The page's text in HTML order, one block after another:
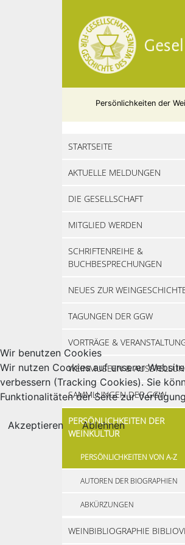
Persönlichkeiten der
STARTSEITE
AKTUELLE MELDUNGEN
DIE GESELLSCHAFT
MITGLIED WERDEN
SCHRIFTENREIHE &
BUCHBESPRECHUNGEN
NEUES ZUR
TAGUNGEN DER GGW
VORTRÄGE &
WEINMUSEEN &
SAMMLUNGEN DER GGW
PERSÖNLICHKEITEN DER
WEINKULTUR
PERSÖNLICHKEITEN VON A-Z
AUTOREN DER BIOGRAPHIEN
ABKÜRZUNGEN
WEINBIBLIOGRAPHIE
Wir benutzen Cookies
Wir nutzen Cookies auf unserer
verbessern (Tracking Cookies). Sie
Funktionalitäten der Seite zur
Akzeptieren Ablehnen